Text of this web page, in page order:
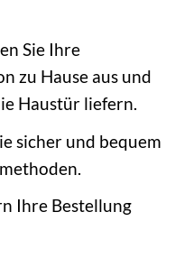
Sie Ihre
zu Hause aus und
Haustür liefern.
sicher und bequem
Ihre Bestellung